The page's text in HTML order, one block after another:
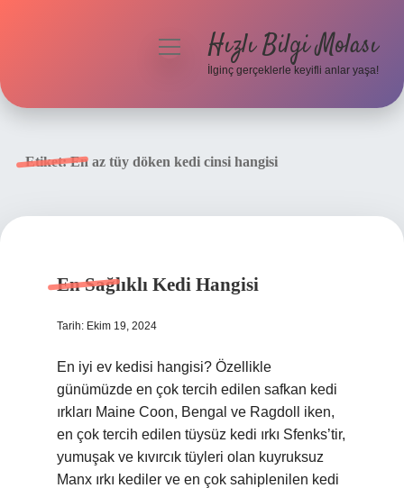
menüyüHızlı Bilgi Molası
İlginç gerçeklerle keyifli anlar yaşa!
Etiket:En az tüy döken kedi cinsi hangisi
En Sağlıklı Kedi Hangisi
Tarih: Ekim 19, 2024
En iyi ev kedisi hangisi? Özellikle
günümüzde en çok tercih edilen safkan kedi
ırkları Maine Coon, Bengal ve Ragdoll iken,
en çok tercih edilen tüysüz kedi ırkı Sfenks’tir,
yumuşak ve kıvırcık tüyleri olan kuyruksuz
Manx ırkı kediler ve en çok sahiplenilen kedi